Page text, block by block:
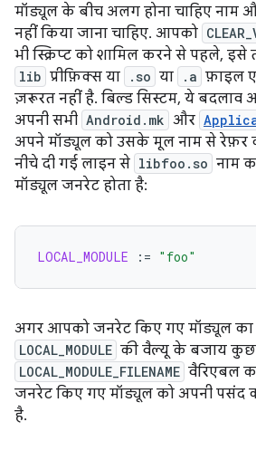
मॉड्यूल के बीच अलग होना चाहिए नाम
नहीं किया जाना चाहिए. आपको
भी स्क्रिप्ट को शामिल करने से पहले,
lib प्रीफ़िक्स या .so या .a फ़ाइल
ज़रूरत नहीं है. बिल्ड सिस्टम, ये
अपनी सभी Android.mk और
अपने मॉड्यूल को उसके मूल नाम से रेफ़र
नीचे दी गई लाइन से libfoo.so नाम
मॉड्यूल जनरेट होता है:
LOCAL_MODULE := "foo"
अगर आपको जनरेट किए गए मॉड्यूल का
LOCAL_MODULE की वैल्यू के बजाय कुछ
LOCAL_MODULE_FILENAME वैरिएबल
जनरेट किए गए मॉड्यूल को अपनी पसंद
है.